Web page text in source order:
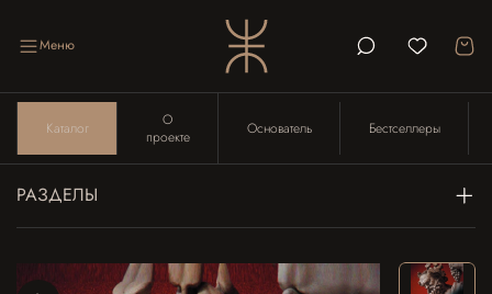
Меню
Каталог
О
проекте
Основатель Бестселлеры
РАЗДЕЛЫ